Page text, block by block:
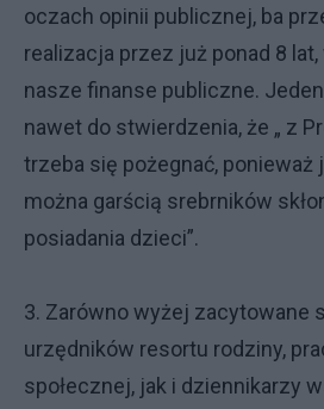
oczach opinii publicznej, ba
realizacja przez już ponad 8
nasze finanse publiczne.
nawet do stwierdzenia, że „ z
trzeba się pożegnać, ponieważ
można garścią srebrników
posiadania dzieci”.
3. Zarówno wyżej zacytowane
urzędników resortu rodziny,
społecznej, jak i dziennikarzy